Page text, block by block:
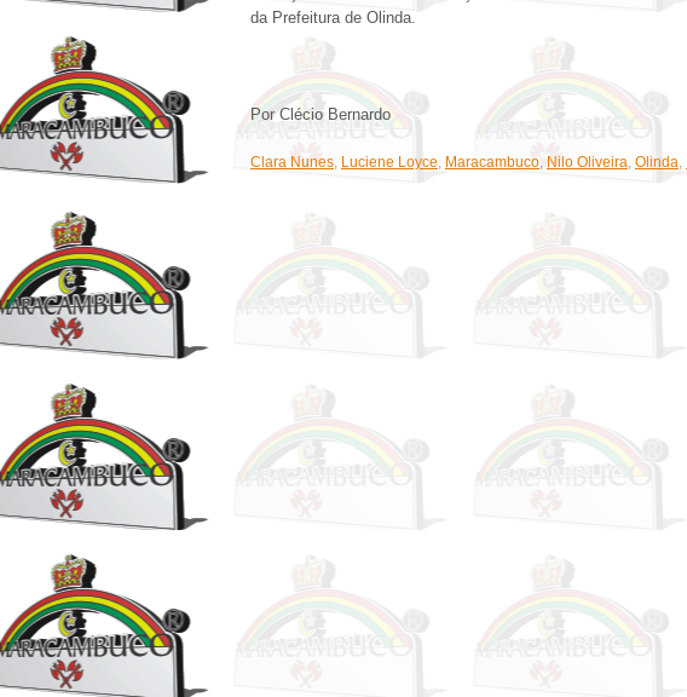
da Prefeitura de Olinda.
Por Clécio Bernardo
Clara Nunes, Luciene Loyce, Maracambuco, Nilo Oliveira, Olinda,